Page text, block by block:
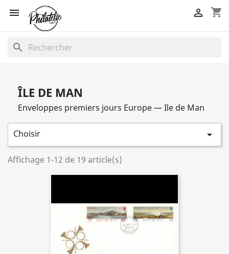
 shopping_cart

search
ÎLE DE MAN
Enveloppes premiers jours Europe — Ile de Man
Choisir 
Affichage 1-12 de 19 article(s)